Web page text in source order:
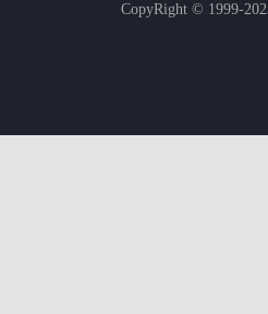
CopyRight © 1999-